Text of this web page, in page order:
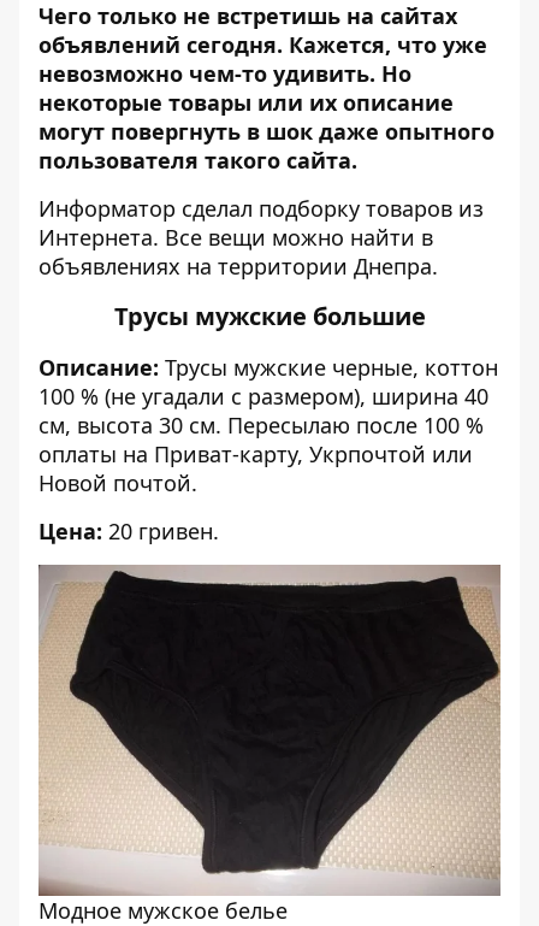
Чего только не встретишь на сайтах
объявлений сегодня. Кажется, что уже
невозможно чем-то удивить. Но
некоторые товары или их описание
могут повергнуть в шок даже опытного
пользователя такого сайта.
Информатор сделал подборку товаров из
Интернета. Все вещи можно найти в
объявлениях на территории Днепра.
Трусы мужские большие
Описание: Трусы мужские черные, коттон
100 % (не угадали с размером), ширина 40
см, высота 30 см. Пересылаю после 100 %
оплаты на Приват-карту, Укрпочтой или
Новой почтой.
Цена: 20 гривен.
Модное мужское белье